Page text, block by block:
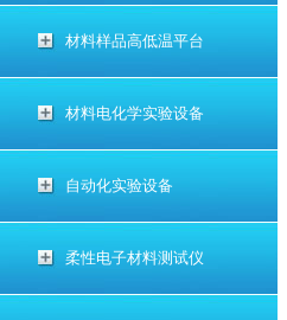
材料样品高低温平台
材料电化学实验设备
自动化实验设备
柔性电子材料测试仪